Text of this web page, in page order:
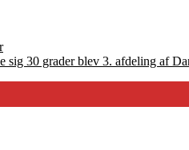
sig 30 grader blev 3. afdeling af